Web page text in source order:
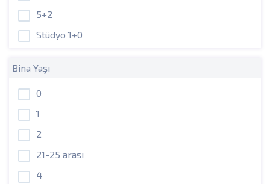
5+2
Stüdyo 1+0
Bina Yaşı
0
1
2
21-25 arası
4